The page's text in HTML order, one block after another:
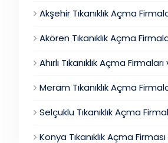
Akşehir Tıkanıklık Açma
Akören Tıkanıklık Açma
Ahırlı Tıkanıklık Açma
Meram Tıkanıklık Açma
Selçuklu Tıkanıklık Açma
Konya Tıkanıklık Açma